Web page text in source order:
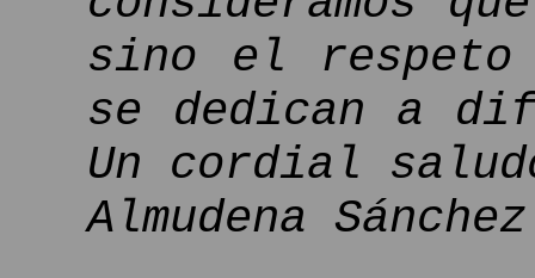
sino el respeto
se dedican a
Un cordial
Almudena Sánchez